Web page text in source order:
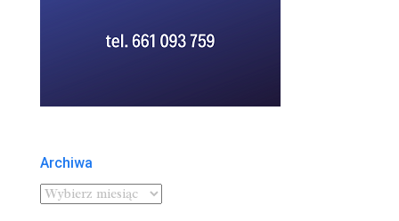
Archiwa